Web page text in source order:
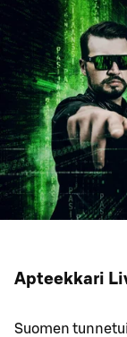
Apteekkari
Suomen